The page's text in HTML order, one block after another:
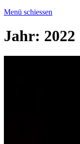
Menü schiessen
Jahr: 2022